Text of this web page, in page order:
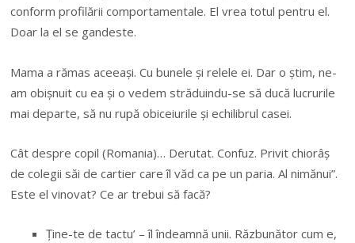
conform profilării comportamentale. El vrea totul pentru el.
Doar la el se gandeste.
Mama a rămas aceeaşi. Cu bunele şi relele ei. Dar o ştim, ne-
am obişnuit cu ea şi o vedem străduindu-se să ducă lucrurile
mai departe, să nu rupă obiceiurile şi echilibrul casei.
Cât despre copil (Romania)… Derutat. Confuz. Privit chiorâş
de colegii săi de cartier care îl văd ca pe un paria. Al nimănui”.
Este el vinovat? Ce ar trebui să facă?
Ţine-te de tactu’ – îl îndeamnă unii. Răzbunător cum e,